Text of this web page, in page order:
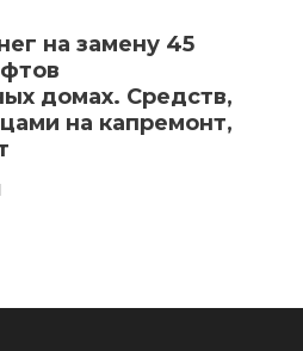
на замену 45
домах. Средств,
на капремонт,